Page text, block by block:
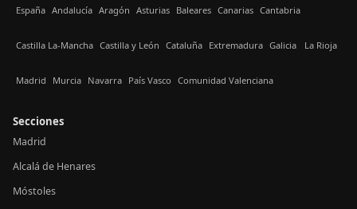
España Andalucía Aragón Asturias Baleares Canarias Cantabria
Castilla La-Mancha Castilla y León Cataluña Extremadura Galicia La Rioja
Madrid Murcia Navarra País Vasco Comunidad Valenciana
Secciones
Madrid
Alcalá de Henares
Móstoles